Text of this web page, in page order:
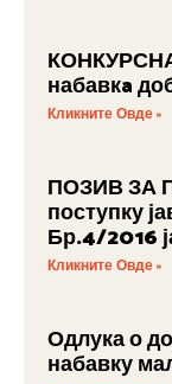
набавкa
Кликните Овде »
ПОЗИВ ЗА
поступку
Бр.4/2016
Кликните Овде »
Одлука о
набавку